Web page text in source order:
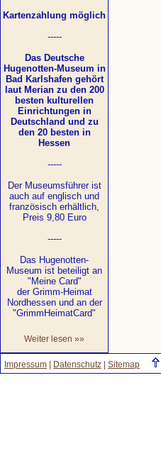
Kartenzahlung möglich
-----
Das Deutsche
Hugenotten-Museum in
Bad Karlshafen gehört
laut Merian zu den 200
besten kulturellen
Einrichtungen in
Deutschland und zu
den 20 besten in
Hessen
-----
Der Museumsführer ist
auch auf englisch und
französisch erhältlich,
Preis 9,80 Euro
-----
Das Hugenotten-
Museum ist beteiligt an
"Meine Card"
der Grimm-Heimat
Nordhessen und an der
"GrimmHeimatCard"
Weiter lesen »»
Impressum Datenschutz Sitemap